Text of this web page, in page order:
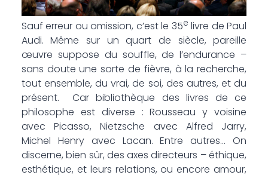
Sauf erreur ou omission, c’est le 35e livre de Paul
Audi. Même sur un quart de siècle, pareille
œuvre suppose du souffle, de l’endurance –
sans doute une sorte de fièvre, à la recherche,
tout ensemble, du vrai, de soi, des autres, et du
présent. Car bibliothèque des livres de ce
philosophe est diverse : Rousseau y voisine
avec Picasso, Nietzsche avec Alfred Jarry,
Michel Henry avec Lacan. Entre autres… On
discerne, bien sûr, des axes directeurs – éthique,
esthétique, et leurs relations, ou encore amour,